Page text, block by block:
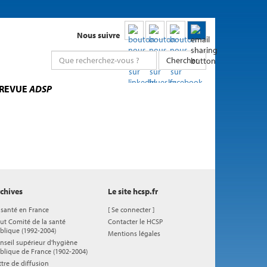
Nous suivre
Chercher
ADSP
en France
Comité de la santé
(1992-2004)
supérieur d'hygiène
de France (1902-2004)
de diffusion
Le site hcsp.fr
[Se connecter ]
Contacter le HCSP
Mentions légales